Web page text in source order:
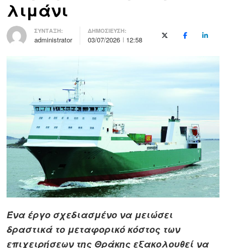
λιμάνι
Author
ΣΥΝΤΑΞΗ:
administrator
ΔΗΜΟΣΙΕΥΣΗ:
03/07/2026 12:58 X (Twitter)Facebook
Ένα έργο σχεδιασμένο να μειώσει
δραστικά το μεταφορικό κόστος των
επιχειρήσεων της Θράκης εξακολουθεί να